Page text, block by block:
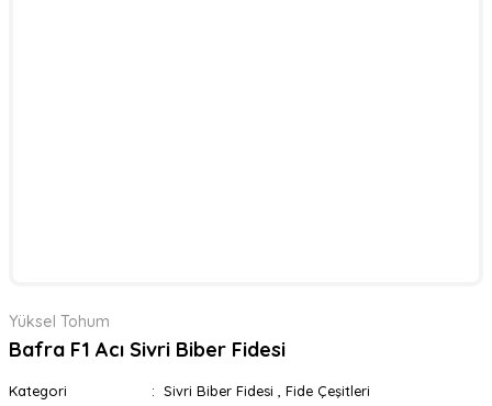
Yüksel Tohum
Bafra F1 Acı Sivri Biber Fidesi
Kategori Sivri Biber Fidesi
Fide Çeşitleri